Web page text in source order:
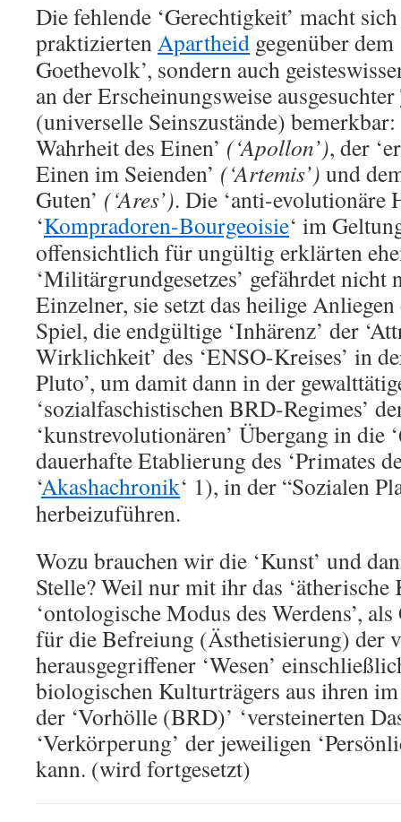
Die fehlende ‘Gerechtigkeit’ macht
praktiziertenApartheid gegenüber
Goethevolk’, sondern auch
an der Erscheinungsweise ausgesuchter
(universelle Seinszustände)
Wahrheit des Einen’ (‘Apollon’), der
Einen im Seienden’ (‘Artemis’) und
Guten’ (‘Ares’). Die ‘anti-evolutionäre
‘Kompradoren-Bourgeoisie‘ im
offensichtlich für ungültig erklärten
‘Militärgrundgesetzes’ gefährdet nicht
Einzelner, sie setzt das heilige Anliegen
Spiel, die endgültige ‘Inhärenz’ der
Wirklichkeit’ des ‘ENSO-Kreises’ in
Pluto’, um damit dann in der
‘sozialfaschistischen BRD-Regimes’
‘kunstrevolutionären’ Übergang in die
dauerhafte Etablierung des ‘Primates
‘Akashachronik‘ 1), in der “Sozialen
herbeizuführen.
Wozu brauchen wir die ‘Kunst’ und
Stelle? Weil nur mit ihr das ‘ätherische
‘ontologische Modus des Werdens’,
für die Befreiung (Ästhetisierung) der
herausgegriffener ‘Wesen’
biologischen Kulturträgers aus ihren
der ‘Vorhölle (BRD)’ ‘versteinerten
‘Verkörperung’ der jeweiligen
kann. (wird fortgesetzt)